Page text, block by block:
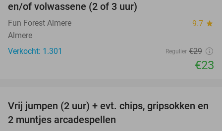
en/of volwassene (2 of 3 uur)
Fun Forest Almere 9.7 star
Almere
Verkocht: 1.301
Regulier €29
€23
38%
Vrij jumpen (2 uur) + evt. chips, gripsokken en
2 muntjes arcadespellen